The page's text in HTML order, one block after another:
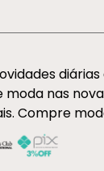
nas
Compre